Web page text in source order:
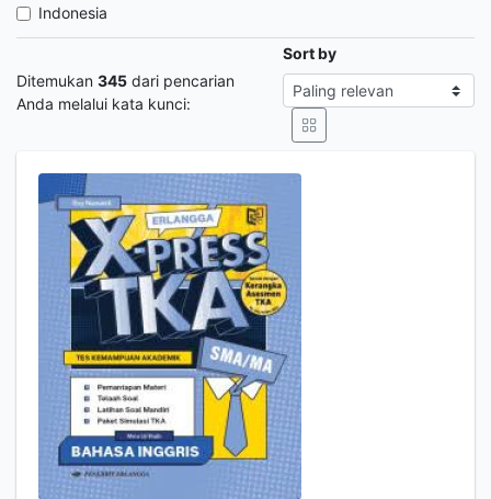
Indonesia
Ditemukan 345 dari pencarian
Anda melalui kata kunci:
Sort by